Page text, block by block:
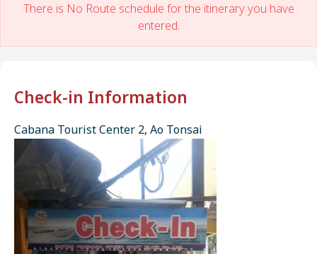
There is No Route schedule for the itinerary you have
entered.
Check-in Information
Cabana Tourist Center 2, Ao Tonsai